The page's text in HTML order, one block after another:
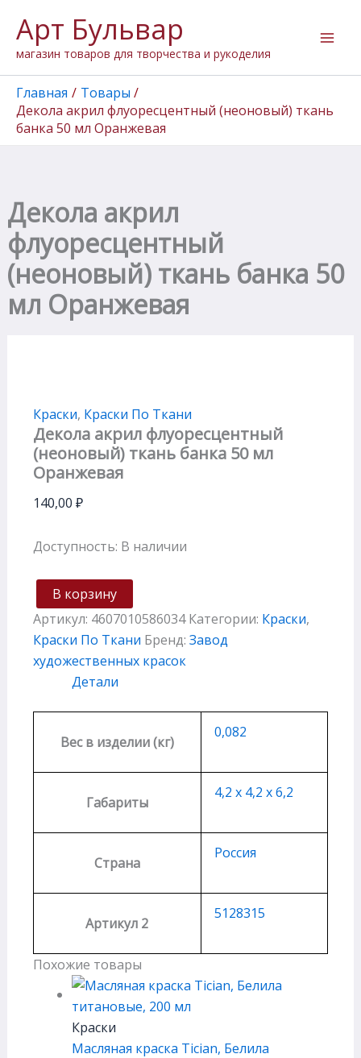
содержимому
Арт Бульвар
магазин товаров для творчества и рукоделия
Главная
Товары
Декола акрил флуоресцентный (неоновый) ткань
банка 50 мл Оранжевая
Декола акрил
флуоресцентный
(неоновый) ткань банка 50
мл Оранжевая
Краски, Краски По Ткани
Декола акрил флуоресцентный
(неоновый) ткань банка 50 мл
Оранжевая
140,00 ₽
Доступность: В наличии
товара
Декола
акрил
флуоресцентный
(неоновый)
банка
50
В корзину
Артикул: 4607010586034 Категории: Краски,
Краски По Ткани Бренд: Завод
художественных красок
Детали
Вес в изделии (кг)
0,082
Габариты
4,2 х 4,2 х 6,2
Страна
Россия
Артикул 2
5128315
Похожие товары
Краски
Масляная краска Tician, Белила